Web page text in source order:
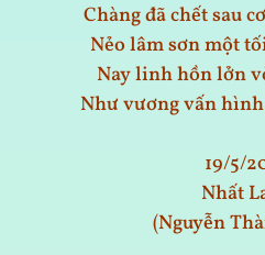
Chàng đã chết sau
Nẻo lâm sơn một
Nay linh hồn lởn
Như vương vấn
19/5/
Nhất
(Nguyễn